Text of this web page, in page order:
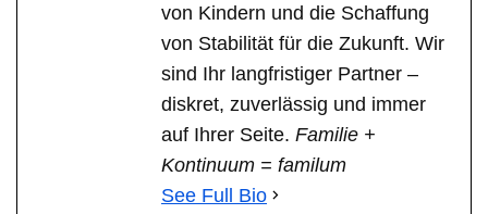
von Kindern und die Schaffung
von Stabilität für die Zukunft. Wir
sind Ihr langfristiger Partner –
diskret, zuverlässig und immer
auf Ihrer Seite. Familie +
Kontinuum = familum
See Full Bio